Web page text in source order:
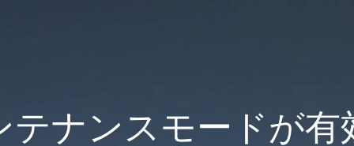
テナンスモードが有